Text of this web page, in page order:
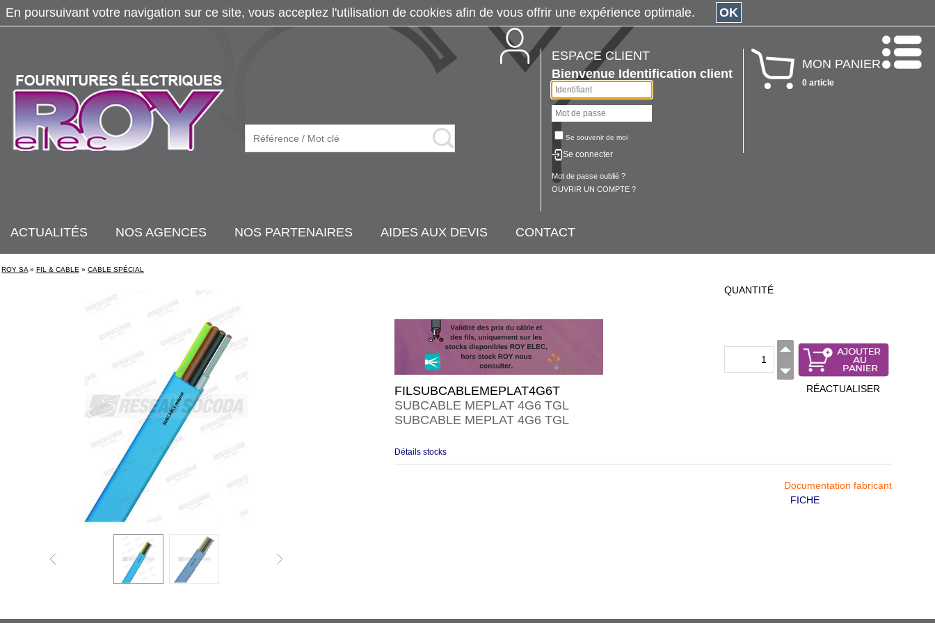
ESPACE CLIENT
Bienvenue Identification client
Se souvenir de moi
Se connecter
Mot de passe oublié ?
OUVRIR UN COMPTE ?
MON PANIER
0 article
ACTUALITÉS NOS AGENCES NOS PARTENAIRES AIDES AUX DEVIS CONTACT
ROY SA » FIL & CABLE » CABLE SPÉCIAL
FILSUBCABLEMEPLAT4G6T
SUBCABLE MEPLAT 4G6 TGL
SUBCABLE MEPLAT 4G6 TGL
QUANTITÉ
RÉACTUALISER
Détails stocks
Documentation fabricant
FICHE
En poursuivant votre navigation sur ce site, vous acceptez l'utilisation de cookies afin de vous offrir une expérience optimale. OK